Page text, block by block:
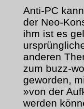
Anti-PC
der Neo-
ihm ist es
anderen
zum buzz-
geworden,
»von der
werden